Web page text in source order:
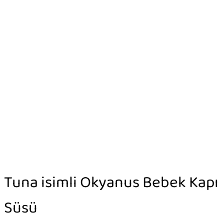
Tuna isimli Okyanus Bebek Kapı